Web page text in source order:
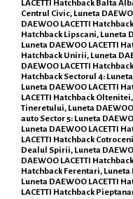
LACETTI Hatchback Balta
Centrul Civic, Luneta
DAEWOO LACETTI
Hatchback Lipscani, Luneta
Luneta DAEWOO LACETTI
Hatchback Unirii, Luneta
DAEWOO LACETTI
Hatchback Sectorul 4:
Luneta DAEWOO LACETTI
LACETTI Hatchback
Tineretului, Luneta
auto Sector 5: Luneta
Luneta DAEWOO LACETTI
LACETTI Hatchback
Dealul Spirii, Luneta
DAEWOO LACETTI
Hatchback Ferentari, Luneta
Luneta DAEWOO LACETTI
LACETTI Hatchback